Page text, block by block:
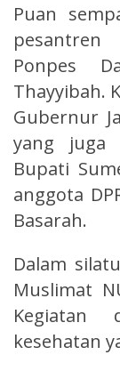
Puan
Ponpes
Thayyibah.
Gubernur
yang juga
Bupati
anggota
Basarah.
Dalam
Muslimat
Kegiatan
kesehatan